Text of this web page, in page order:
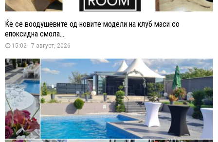
Ќе се воодушевите од новите модели на клуб маси со
епоксидна смола...
15:02 - 7 август, 2026